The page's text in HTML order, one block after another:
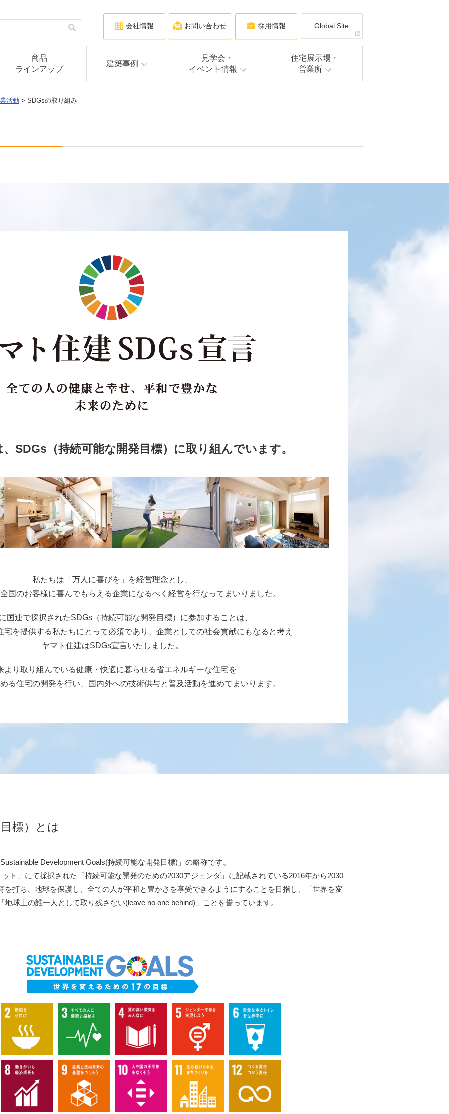
会社情報 お問い合わせ 採用情報 Global Site
商品
ラインアップ
建築事例
見学会・
イベント情報
住宅展示場・
営業所
活動 > SDGsの取り組み
SDGs（持続可能な開発目標）に取り組んでいます。
私たちは「万人に喜びを」を経営理念とし、
国のお客様に喜んでもらえる企業になるべく経営を行なってまいりました。
国連で採択されたSDGs（持続可能な開発目標）に参加することは、
宅を提供する私たちにとって必須であり、企業としての社会貢献にもなると考え
ヤマト住建はSDGs宣言いたしました。
より取り組んでいる健康・快適に暮らせる省エネルギーな住宅を
る住宅の開発を行い、国内外への技術供与と普及活動を進めてまいります。
標）とは
Development Goals(持続可能な開発目標)」の略称です。
ト」にて採択された「持続可能な開発のための2030アジェンダ」に記載されている2016年から2030
を打ち、地球を保護し、全ての人が平和と豊かさを享受できるようにすることを目指し、「世界を変
球上の誰一人として取り残さない(leave no one behind)」ことを誓っています。